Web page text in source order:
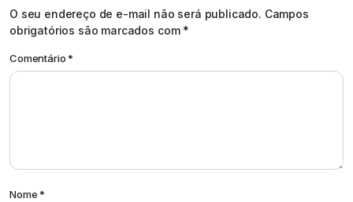
O seu endereço de e-mail não será publicado. Campos
obrigatórios são marcados com *
Comentário*
Nome*